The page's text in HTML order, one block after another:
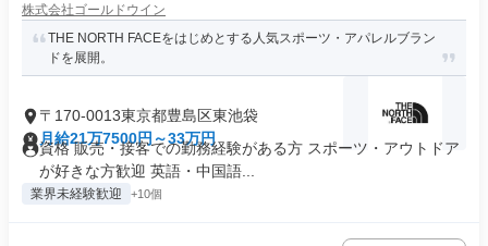
株式会社ゴールドウイン
THE NORTH FACEをはじめとする人気スポーツ・アパレルブラン
ドを展開。
〒170-0013東京都豊島区東池袋
月給21万7500円～33万円
資格 販売・接客での勤務経験がある方 スポーツ・アウトドア
が好きな方歓迎 英語・中国語...
業界未経験歓迎 +10個